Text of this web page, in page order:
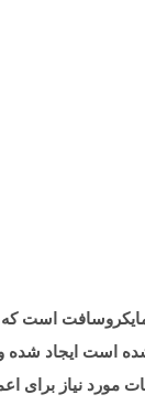
مورد نیاز